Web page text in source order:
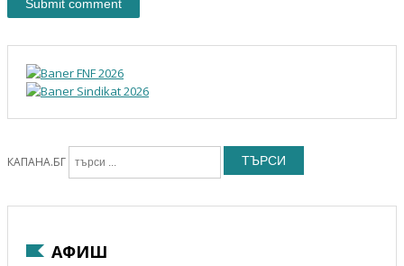
КАПАНА.БГ ТЪРСИ
АФИШ